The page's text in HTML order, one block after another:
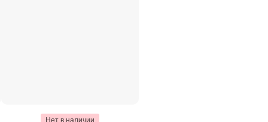
Нет в наличии